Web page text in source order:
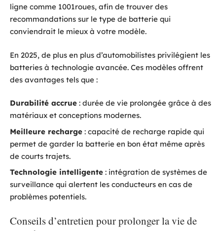
ligne comme 1001roues, afin de trouver des
recommandations sur le type de batterie qui
conviendrait le mieux à votre modèle.
En 2025, de plus en plus d’automobilistes privilégient les
batteries à technologie avancée. Ces modèles offrent
des avantages tels que :
Durabilité accrue : durée de vie prolongée grâce à des
matériaux et conceptions modernes.
Meilleure recharge : capacité de recharge rapide qui
permet de garder la batterie en bon état même après
de courts trajets.
Technologie intelligente : intégration de systèmes de
surveillance qui alertent les conducteurs en cas de
problèmes potentiels.
Conseils d’entretien pour prolonger la vie de